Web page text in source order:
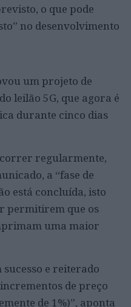
o que pode
no desenvolvimento
um projeto de
leilão 5G, que agora é
durante cinco dias
regularmente,
a “fase de
está concluída, isto
permitirem que os
uma maior
e reiterado
de preço
de 1%)”, aponta